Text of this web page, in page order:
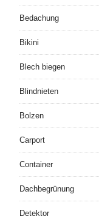
Bedachung
Bikini
Blech biegen
Blindnieten
Bolzen
Carport
Container
Dachbegrünung
Detektor